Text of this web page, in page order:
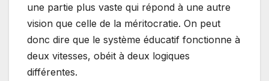
une partie plus vaste qui répond à une autre
vision que celle de la méritocratie. On peut
donc dire que le système éducatif fonctionne à
deux vitesses, obéit à deux logiques
différentes.